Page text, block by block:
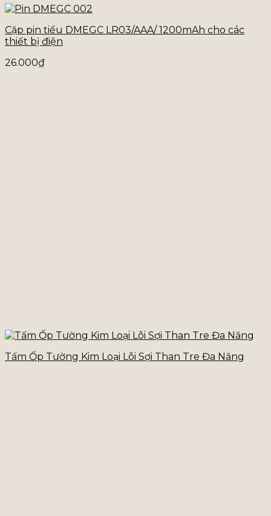
Cặp pin tiểu DMEGC LR03/AAA/ 1200mAh cho các
thiết bị điện
26.000₫
Tấm Ốp Tường Kim Loại Lõi Sợi Than Tre Đa Năng